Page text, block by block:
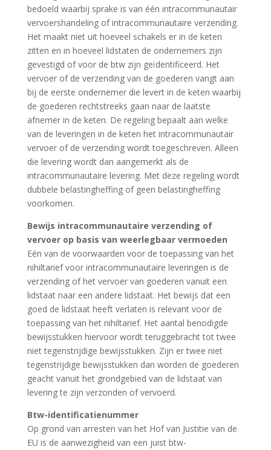
bedoeld waarbij sprake is van één intracommunautair
vervoershandeling of intracommunautaire verzending.
Het maakt niet uit hoeveel schakels er in de keten
zitten en in hoeveel lidstaten de ondernemers zijn
gevestigd of voor de btw zijn geïdentificeerd. Het
vervoer of de verzending van de goederen vangt aan
bij de eerste ondernemer die levert in de keten waarbij
de goederen rechtstreeks gaan naar de laatste
afnemer in de keten. De regeling bepaalt aan welke
van de leveringen in de keten het intracommunautair
vervoer of de verzending wordt toegeschreven. Alleen
die levering wordt dan aangemerkt als de
intracommunautaire levering. Met deze regeling wordt
dubbele belastingheffing of geen belastingheffing
voorkomen.
Bewijs intracommunautaire verzending of
vervoer op basis van weerlegbaar vermoeden
Eén van de voorwaarden voor de toepassing van het
nihiltarief voor intracommunautaire leveringen is de
verzending of het vervoer van goederen vanuit een
lidstaat naar een andere lidstaat. Het bewijs dat een
goed de lidstaat heeft verlaten is relevant voor de
toepassing van het nihiltarief. Het aantal benodigde
bewijsstukken hiervoor wordt teruggebracht tot twee
niet tegenstrijdige bewijsstukken. Zijn er twee niet
tegenstrijdige bewijsstukken dan worden de goederen
geacht vanuit het grondgebied van de lidstaat van
levering te zijn verzonden of vervoerd.
Btw-identificatienummer
Op grond van arresten van het Hof van Justitie van de
EU is de aanwezigheid van een juist btw-